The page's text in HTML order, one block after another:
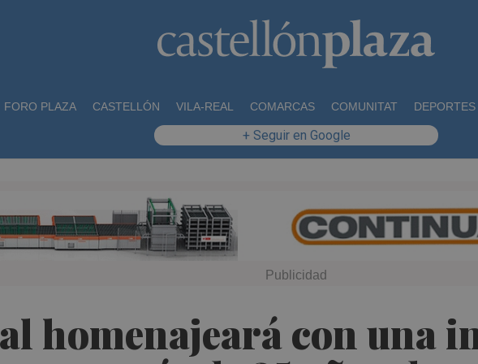
FORO PLAZA CASTELLÓN VILA-REAL COMARCAS COMUNITAT DEPORTES
+ Seguir en Google
homenajeará con una